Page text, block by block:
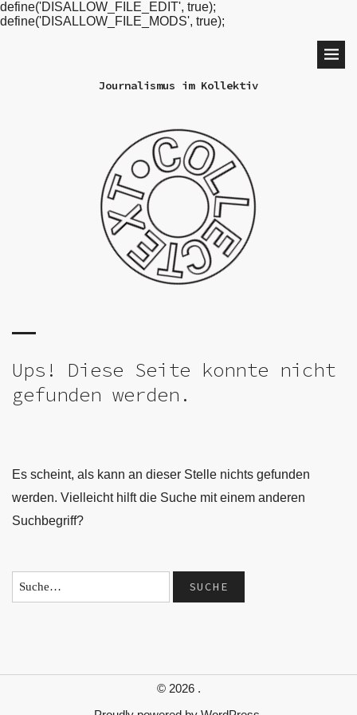
define('DISALLOW_FILE_EDIT', true);
define('DISALLOW_FILE_MODS', true);
Journalismus im Kollektiv
Ups! Diese Seite konnte nicht
gefunden werden.
Es scheint, als kann an dieser Stelle nichts gefunden
werden. Vielleicht hilft die Suche mit einem anderen
Suchbegriff?
© 2026 .